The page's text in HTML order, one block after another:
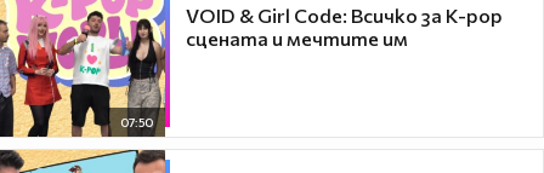
07:50
VOID & Girl Code: Всичко за K-pop
сцената и мечтите им